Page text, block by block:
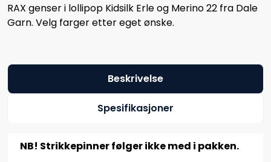
RAX genser i lollipop Kidsilk Erle og Merino 22 fra Dale
Garn. Velg farger etter eget ønske.
Beskrivelse
Spesifikasjoner
NB! Strikkepinner følger ikke med i pakken.